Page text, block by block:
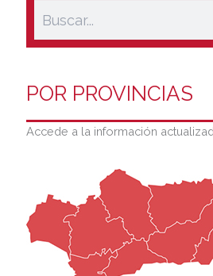
POR PROVINCIAS
Accede a la información